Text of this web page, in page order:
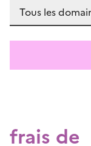
frais de